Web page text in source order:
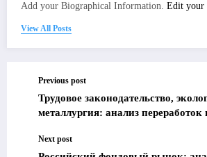
Add your Biographical Information. Edit your
View All Posts
Previous post
Трудовое законодательство,
металлургия: анализ переработок
Next post